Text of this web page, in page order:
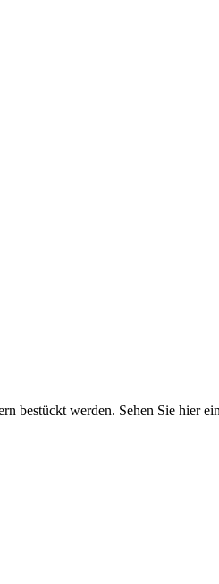
bestückt werden. Sehen Sie hier